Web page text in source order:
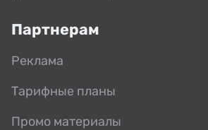
Партнерам
Реклама
Тарифные планы
Промо материалы